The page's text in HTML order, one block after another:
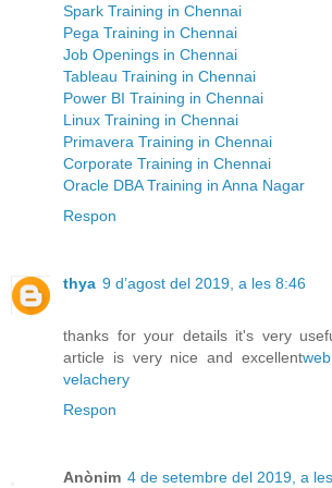
Spark Training in Chennai
Pega Training in Chennai
Job Openings in Chennai
Tableau Training in Chennai
Power BI Training in Chennai
Linux Training in Chennai
Primavera Training in Chennai
Corporate Training in Chennai
Oracle DBA Training in Anna Nagar
Respon
thya 9 d’agost del 2019, a les 8:46
thanks for your details it's very
article is very nice and excellent
velachery
Respon
Anònim 4 de setembre del 2019, a